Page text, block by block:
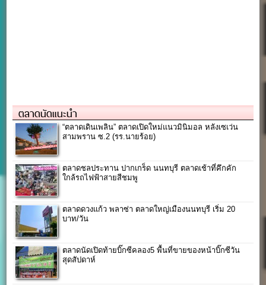
ตลาดนัดแนะนำ
“ตลาดเดินเพลิน” ตลาดเปิดใหม่แนวมินิมอล หลังเซเว่น
สามพราน ซ.2 (รร.นายร้อย)
ตลาดชลประทาน ปากเกร็ด นนทบุรี ตลาดเช้าที่คึกคัก
ใกล้รถไฟฟ้าสายสีชมพู
ตลาดดวงแก้ว พลาซ่า ตลาดใหญ่เมืองนนทบุรี เริ่ม 20
บาท/วัน
ตลาดนัดเปิดท้ายบิ๊กซีคลอง5 พื้นที่ขายของหน้าบิ๊กซีวัน
สุดสัปดาห์